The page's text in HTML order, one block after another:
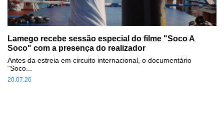
Lamego recebe sessão especial do filme "Soco A
Soco" com a presença do realizador
20.07.26
Antes da estreia em circuito internacional, o documentário
“Soco...